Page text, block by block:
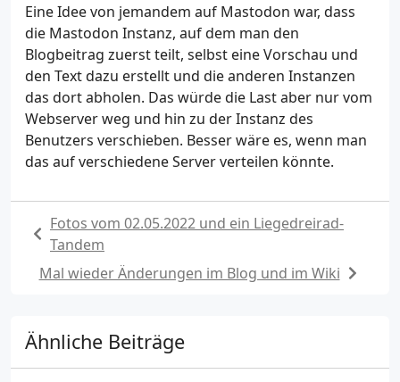
Eine Idee von jemandem auf Mastodon war, dass
die Mastodon Instanz, auf dem man den
Blogbeitrag zuerst teilt, selbst eine Vorschau und
den Text dazu erstellt und die anderen Instanzen
das dort abholen. Das würde die Last aber nur vom
Webserver weg und hin zu der Instanz des
Benutzers verschieben. Besser wäre es, wenn man
das auf verschiedene Server verteilen könnte.
Fotos vom 02.05.2022 und ein Liegedreirad-
Tandem
Mal wieder Änderungen im Blog und im Wiki
Ähnliche Beiträge